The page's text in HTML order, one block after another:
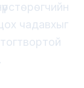
чадавхыг